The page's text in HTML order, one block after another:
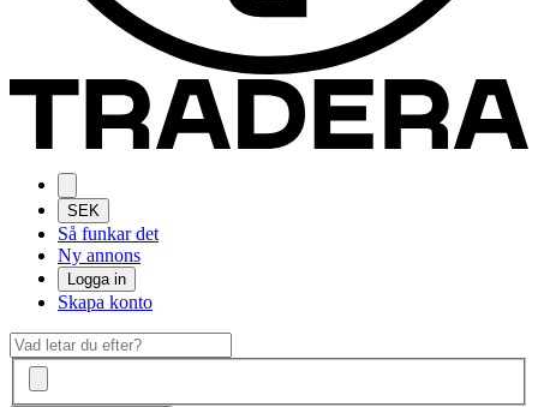
SEK
Så funkar det
Ny annons
Logga in
Skapa konto